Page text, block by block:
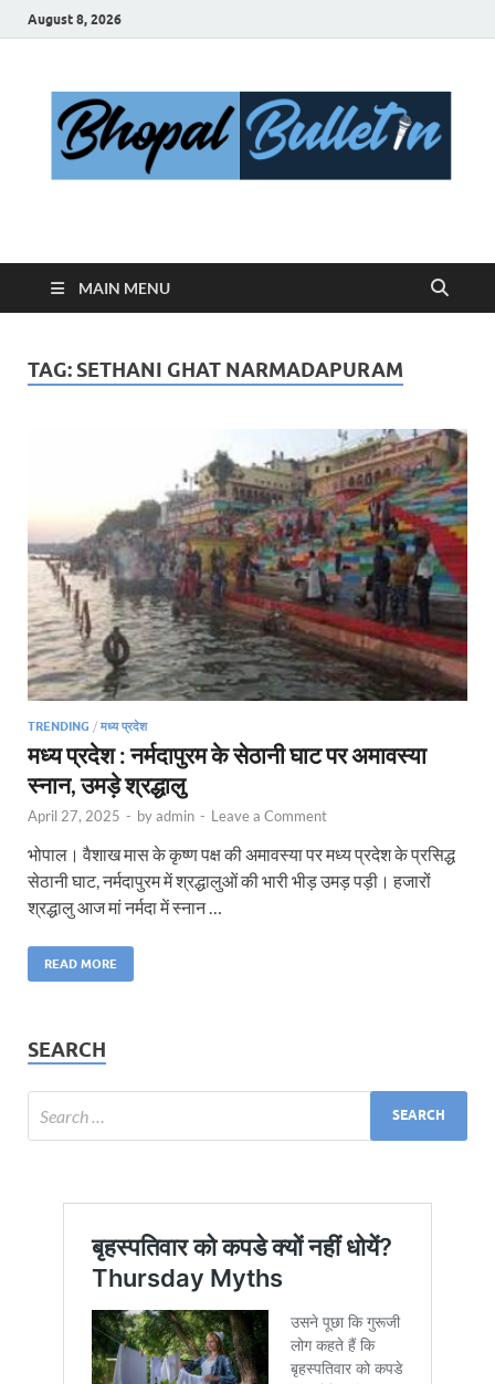
August 8, 2026
Bhopal Bulletin
MAIN MENU
TAG: SETHANI GHAT NARMADAPURAM
TRENDING / मध्य प्रदेश
मध्य प्रदेश : नर्मदापुरम के सेठानी घाट पर अमावस्या
स्नान, उमड़े श्रद्धालु
April 27, 2025 - byadmin - Leave a Comment
भोपाल। वैशाख मास के कृष्ण पक्ष की अमावस्या पर मध्य प्रदेश के प्रसिद्ध
सेठानी घाट, नर्मदापुरम में श्रद्धालुओं की भारी भीड़ उमड़ पड़ी। हजारों
श्रद्धालु आज मां नर्मदा में स्नान …
READ MORE
SEARCH